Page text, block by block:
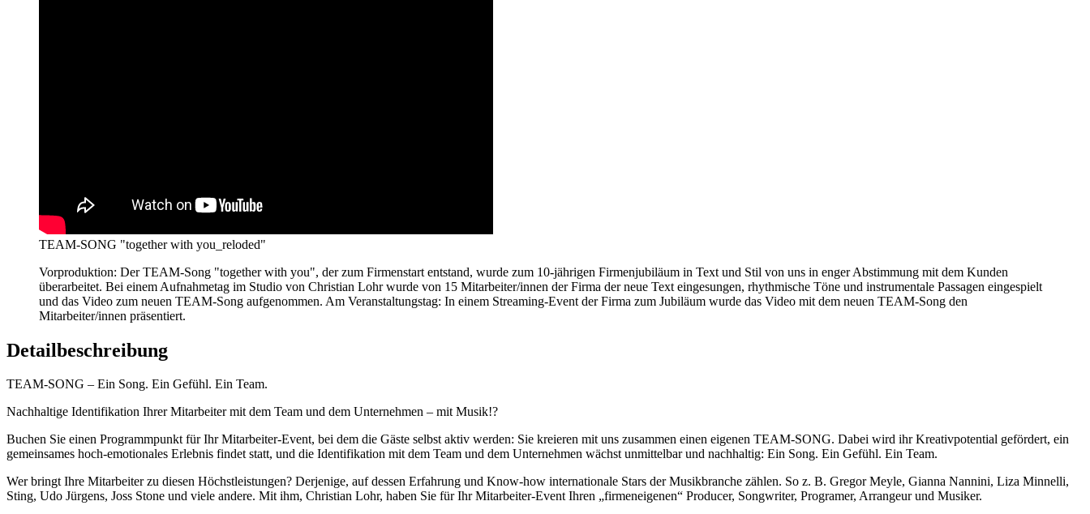
TEAM-SONG "together with you_reloded"
Vorproduktion: Der TEAM-Song "together with you", der zum Firmenstart entstand, wurde zum 10-jährigen Firmenjubiläum in Text und Stil von uns in enger Abstimmung mit dem Kunden
überarbeitet. Bei einem Aufnahmetag im Studio von Christian Lohr wurde von 15 Mitarbeiter/innen der Firma der neue Text eingesungen, rhythmische Töne und instrumentale Passagen eingespielt
und das Video zum neuen TEAM-Song aufgenommen. Am Veranstaltungstag: In einem Streaming-Event der Firma zum Jubiläum wurde das Video mit dem neuen TEAM-Song den
Mitarbeiter/innen präsentiert.
Detailbeschreibung
TEAM-SONG – Ein Song. Ein Gefühl. Ein Team.
Nachhaltige Identifikation Ihrer Mitarbeiter mit dem Team und dem Unternehmen – mit Musik!?
Buchen Sie einen Programmpunkt für Ihr Mitarbeiter-Event, bei dem die Gäste selbst aktiv werden: Sie kreieren mit uns zusammen einen eigenen TEAM-SONG. Dabei wird ihr Kreativpotential gefördert, ein
gemeinsames hoch-emotionales Erlebnis findet statt, und die Identifikation mit dem Team und dem Unternehmen wächst unmittelbar und nachhaltig: Ein Song. Ein Gefühl. Ein Team.
Wer bringt Ihre Mitarbeiter zu diesen Höchstleistungen? Derjenige, auf dessen Erfahrung und Know-how internationale Stars der Musikbranche zählen. So z. B. Gregor Meyle, Gianna Nannini, Liza Minnelli,
Sting, Udo Jürgens, Joss Stone und viele andere. Mit ihm, Christian Lohr, haben Sie für Ihr Mitarbeiter-Event Ihren „firmeneigenen“ Producer, Songwriter, Programer, Arrangeur und Musiker.